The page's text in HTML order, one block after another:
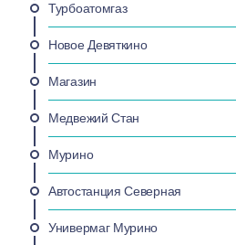
Турбоатомгаз
Новое Девяткино
Магазин
Медвежий Стан
Мурино
Автостанция Северная
Универмаг Мурино